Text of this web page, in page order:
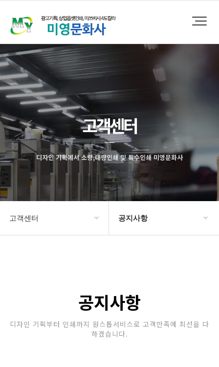
고객센터
디자인 기획에서 소량,대량인쇄 및 특수인쇄 미영문화사
고객센터 공지사항
공지사항
디자인 기획부터 인쇄까지 원스톱서비스로 고객만족에 최선을 다
하겠습니다.